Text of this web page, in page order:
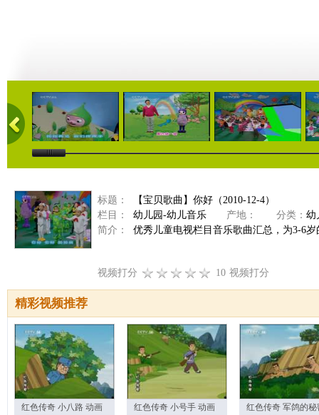
01:00 03:44 01:00
标题：
【宝贝歌曲】你好（2010-12-4）
栏目：
幼儿园-幼儿音乐 产地： 分类： 幼
简介：
优秀儿童电视栏目音乐歌曲汇总，为3-6
视频打分 10 视频打分
精彩视频推荐
红色传奇 小八路 动画
红色传奇 小号手 动画
红色传奇 军鸽的秘